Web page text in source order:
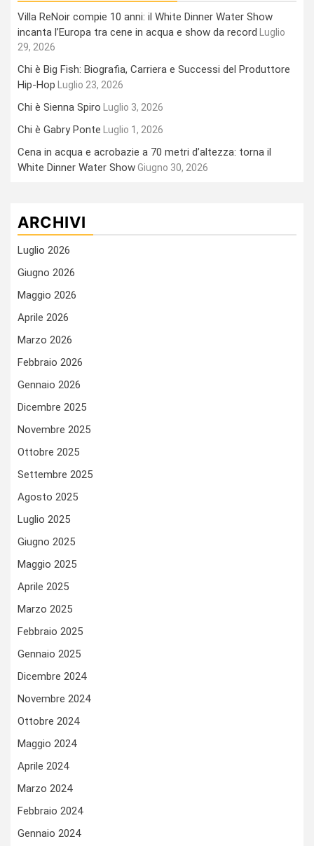
Villa ReNoir compie 10 anni: il White Dinner Water Show
incanta l’Europa tra cene in acqua e show da record
Luglio
29, 2026
Chi è Big Fish: Biografia, Carriera e Successi del Produttore
Hip-Hop
Luglio 23, 2026
Chi è Sienna Spiro Luglio 3, 2026
Chi è Gabry Ponte Luglio 1, 2026
Cena in acqua e acrobazie a 70 metri d’altezza: torna il
White Dinner Water ShowGiugno 30, 2026
ARCHIVI
Luglio 2026
Giugno 2026
Maggio 2026
Aprile 2026
Marzo 2026
Febbraio 2026
Gennaio 2026
Dicembre 2025
Novembre 2025
Ottobre 2025
Settembre 2025
Agosto 2025
Luglio 2025
Giugno 2025
Maggio 2025
Aprile 2025
Marzo 2025
Febbraio 2025
Gennaio 2025
Dicembre 2024
Novembre 2024
Ottobre 2024
Maggio 2024
Aprile 2024
Marzo 2024
Febbraio 2024
Gennaio 2024